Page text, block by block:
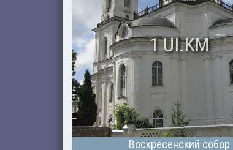
Воскресенский собор
1 UI.KM